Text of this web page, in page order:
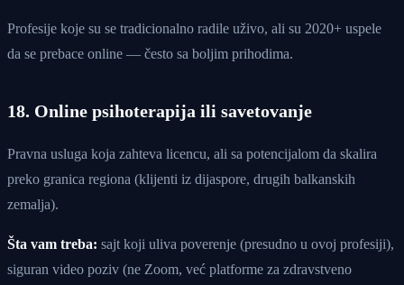
Profesije koje su se tradicionalno radile uživo, ali su 2020+ uspele
da se prebace online — često sa boljim prihodima.
18. Online psihoterapija ili savetovanje
Pravna usluga koja zahteva licencu, ali sa potencijalom da skalira
preko granica regiona (klijenti iz dijaspore, drugih balkanskih
zemalja).
Šta vam treba: sajt koji uliva poverenje (presudno u ovoj profesiji),
siguran video poziv (ne Zoom, već platforme za zdravstveno